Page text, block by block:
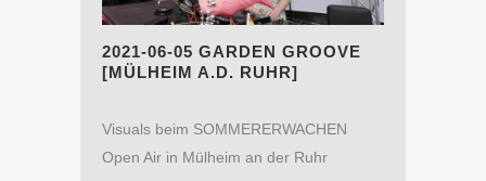
2021-06-05 GARDEN GROOVE
[MÜLHEIM A.D. RUHR]
Visuals beim SOMMERERWACHEN
Open Air in Mülheim an der Ruhr